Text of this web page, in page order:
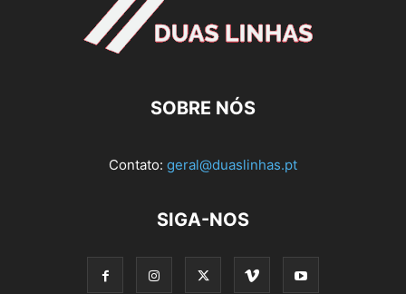
SOBRE NÓS
Contato: geral@duaslinhas.pt
SIGA-NOS